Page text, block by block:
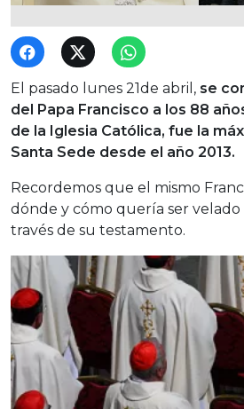
El pasado lunes 21de abril, se
del Papa Francisco a los 88
de la Iglesia Católica, fue la
Santa Sede desde el año 2013.
Recordemos que el mismo
dónde y cómo quería ser velado
través de su testamento.